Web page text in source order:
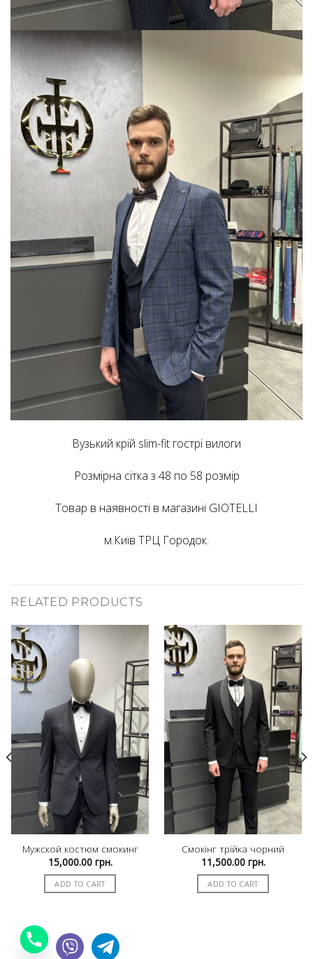
Вузький крій slim-fit гострі вилоги
Розмірна сітка з 48 по 58 розмір
Товар в наявності в магазині GIOTELLI
м.Київ ТРЦ Городок.
RELATED PRODUCTS
Мужской костюм смокинг
15,000.00 грн.
ADD TO CART
Смокінг трійка чорний
11,500.00 грн.
ADD TO CART